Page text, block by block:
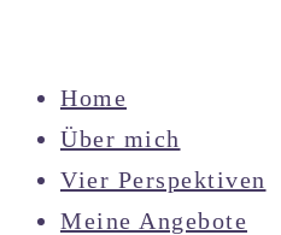
Home
Über mich
Vier Perspektiven
Meine Angebote